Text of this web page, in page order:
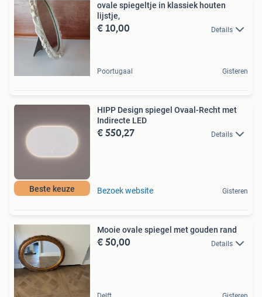
ovale spiegeltje in klassiek houten
lijstje,
€ 10,00 Details
Poortugaal Gisteren
Beste keuze
HIPP Design spiegel Ovaal-Recht met
Indirecte LED
€ 550,27 Details
Bezoek website Gisteren
Mooie ovale spiegel met gouden rand
€ 50,00 Details